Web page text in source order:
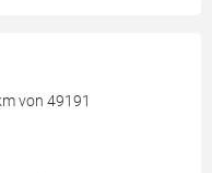
von 49191